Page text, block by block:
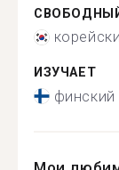
ИЗУЧАЕТ
финский